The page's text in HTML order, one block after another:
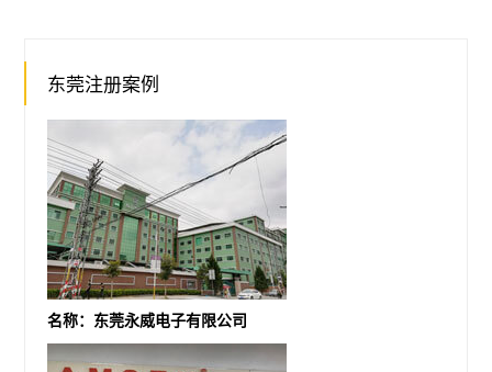
东莞注册案例
名称：东莞永威电子有限公司